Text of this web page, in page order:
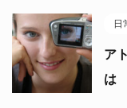
日
ア
は